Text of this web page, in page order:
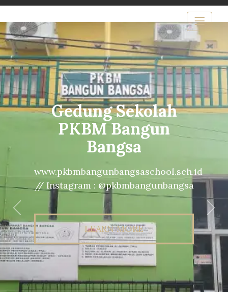
Gedung Sekolah
PKBM Bangun
Bangsa
www.pkbmbangunbangsaschool.sch.id
// Instagram : @pkbmbangunbangsa
LEARN MORE
Previous